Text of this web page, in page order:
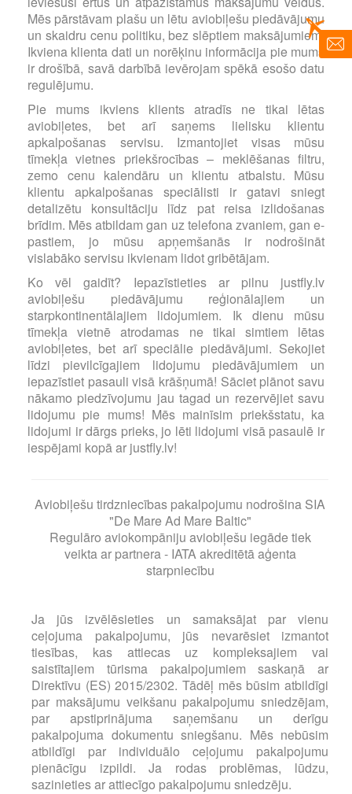
Mēs pārstāvam plašu un lētu aviobiļešu piedāvājumu
un skaidru cenu politiku, bez slēptiem maksājumiem.
Ikviena klienta dati un norēķinu informācija pie mums
ir drošībā, savā darbībā ievērojam spēkā esošo datu
regulējumu.
Pie mums ikviens klients atradīs ne tikai lētas
aviobiļetes, bet arī saņems lielisku klientu
apkalpošanas servisu. Izmantojiet visas mūsu
tīmekļa vietnes priekšrocības – meklēšanas filtru,
zemo cenu kalendāru un klientu atbalstu. Mūsu
klientu apkalpošanas speciālisti ir gatavi sniegt
detalizētu konsultāciju līdz pat reisa izlidošanas
brīdim. Mēs atbildam gan uz telefona zvaniem, gan e-
pastiem, jo mūsu apņemšanās ir nodrošināt
vislabāko servisu ikvienam lidot gribētājam.
Ko vēl gaidīt? Iepazīstieties ar pilnu justfly.lv
aviobiļešu piedāvājumu reģionālajiem un
starpkontinentālajiem lidojumiem. Ik dienu mūsu
tīmekļa vietnē atrodamas ne tikai simtiem lētas
aviobiļetes, bet arī speciālie piedāvājumi. Sekojiet
līdzi pievilcīgajiem lidojumu piedāvājumiem un
iepazīstiet pasauli visā krāšņumā! Sāciet plānot savu
nākamo piedzīvojumu jau tagad un rezervējiet savu
lidojumu pie mums! Mēs mainīsim priekšstatu, ka
lidojumi ir dārgs prieks, jo lēti lidojumi visā pasaulē ir
iespējami kopā ar justfly.lv!
Aviobiļešu tirdzniecības pakalpojumu nodrošina SIA
"De Mare Ad Mare Baltic"
Regulāro aviokompāniju aviobiļešu iegāde tiek
veikta ar partnera - IATA akreditētā aģenta
starpniecību
Ja jūs izvēlēsieties un samaksājat par vienu
ceļojuma pakalpojumu, jūs nevarēsiet izmantot
tiesības, kas attiecas uz kompleksajiem vai
saistītajiem tūrisma pakalpojumiem saskaņā ar
Direktīvu (ES) 2015/2302. Tādēļ mēs būsim atbildīgi
par maksājumu veikšanu pakalpojumu sniedzējam,
par apstiprinājuma saņemšanu un derīgu
pakalpojuma dokumentu sniegšanu. Mēs nebūsim
atbildīgi par individuālo ceļojumu pakalpojumu
pienācīgu izpildi. Ja rodas problēmas, lūdzu,
sazinieties ar attiecīgo pakalpojumu sniedzēju.